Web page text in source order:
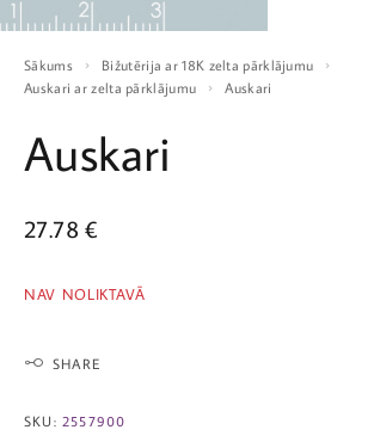
Sākums
Bižutērija ar 18K zelta pārklājumu
Auskari ar zelta pārklājumu
Auskari
Auskari
27.78€
NAV NOLIKTAVĀ
SHARE
SKU: 2557900